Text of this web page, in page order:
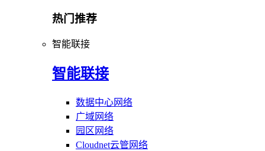
热门推荐
智能联接
智能联接
数据中心网络
广域网络
园区网络
Cloudnet云管网络